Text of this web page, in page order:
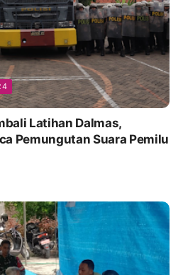
Latihan Dalmas,
Pemungutan Suara Pemilu